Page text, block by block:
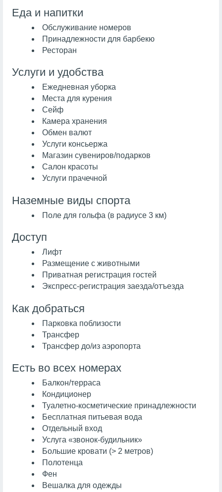
Еда и напитки
Обслуживание номеров
Принадлежности для барбекю
Ресторан
Услуги и удобства
Ежедневная уборка
Места для курения
Сейф
Камера хранения
Обмен валют
Услуги консьержа
Магазин сувениров/подарков
Салон красоты
Услуги прачечной
Наземные виды спорта
Поле для гольфа (в радиусе 3 км)
Доступ
Лифт
Размещение с животными
Приватная регистрация гостей
Экспресс-регистрация заезда/отъезда
Как добраться
Парковка поблизости
Трансфер
Трансфер до/из аэропорта
Есть во всех номерах
Балкон/терраса
Кондиционер
Туалетно-косметические принадлежности
Бесплатная питьевая вода
Отдельный вход
Услуга «звонок-будильник»
Большие кровати (> 2 метров)
Полотенца
Фен
Вешалка для одежды